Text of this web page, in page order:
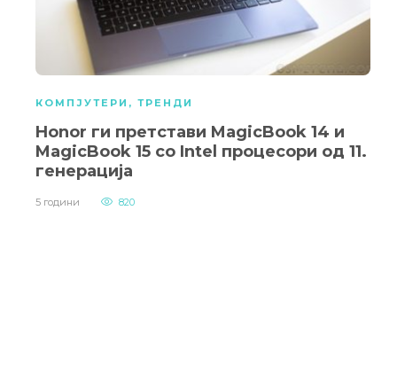
КОМПЈУТЕРИ , ТРЕНДИ
Honor ги претстави MagicBook 14 и
MagicBook 15 со Intel процесори од 11.
генерација
5 години 820